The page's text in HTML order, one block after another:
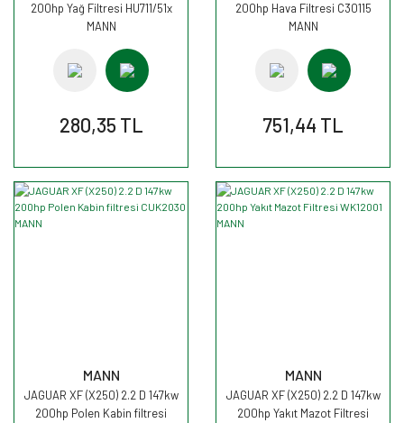
200hp Yağ Filtresi HU711/51x
MANN
280,35 TL
200hp Hava Filtresi C30115
MANN
751,44 TL
MANN
JAGUAR XF (X250) 2.2 D 147kw
200hp Polen Kabin filtresi
MANN
JAGUAR XF (X250) 2.2 D 147kw
200hp Yakıt Mazot Filtresi